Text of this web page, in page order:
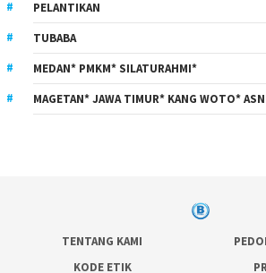
PELANTIKAN
TUBABA
MEDAN* PMKM* SILATURAHMI*
MAGETAN* JAWA TIMUR* KANG WOTO* ASN
TENTANG KAMI
KODE ETIK